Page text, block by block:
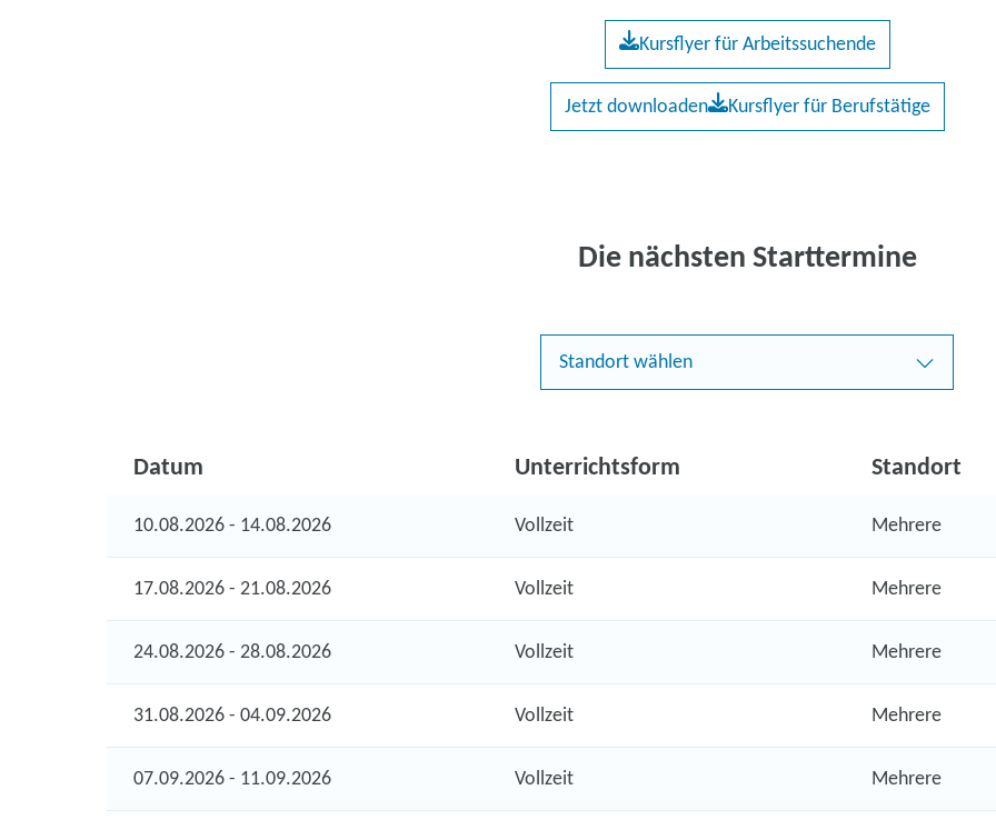
Kursflyer für Arbeitssuchende
Jetzt downloaden Kursflyer für Berufstätige
Die nächsten Starttermine
Standort wählen
Datum Unterrichtsform Standort
10.08.2026 - 14.08.2026 Vollzeit Mehrere
17.08.2026 - 21.08.2026 Vollzeit Mehrere
24.08.2026 - 28.08.2026 Vollzeit Mehrere
31.08.2026 - 04.09.2026 Vollzeit Mehrere
07.09.2026 - 11.09.2026 Vollzeit Mehrere